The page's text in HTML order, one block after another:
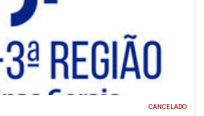
CANCELADO